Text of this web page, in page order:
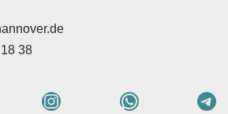
38